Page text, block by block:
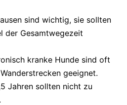
sind wichtig, sie sollten
der Gesamtwegezeit
kranke Hunde sind oft
geeignet.
Jahren sollten nicht zu